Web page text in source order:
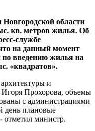
Новгородской области
кв. метров жилья. Об
службе
на данный момент
по введению жилья на
«квадратов».
и
Игоря Прохорова, объемы
с администрациями
день плановые
отметил министр.